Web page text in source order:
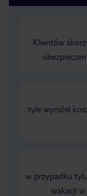
Klientów
tyle wyniósł
w przypadku
wakacji